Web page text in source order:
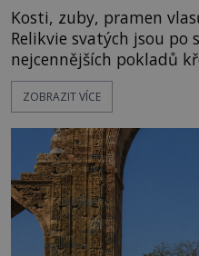
Kosti, zuby, pramen
Relikvie svatých jsou
nejcennějších pokladů
mají pečlivě doloženou
záhady, krádeže i
o skutečné historické události. Ve
Evropě mají relikvie
jen předmětem úcty
ZOBRAZIT VÍCE